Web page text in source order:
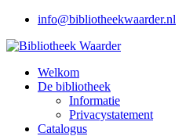
info@bibliotheekwaarder.nl
Welkom
De bibliotheek
Informatie
Privacystatement
Catalogus